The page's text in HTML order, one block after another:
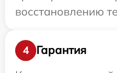
восстановлению
4
Гарантия